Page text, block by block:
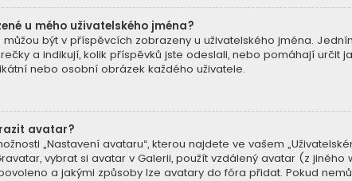
u mého uživatelského jména?
můžou být v příspěvcích zobrazeny u uživatelského jména.
a indikují, kolik příspěvků jste odeslali, nebo pomáhají určit
nebo osobní obrázek každého uživatele.
avatar?
„Nastavení avataru“, kterou najdete ve vašem
vybrat si avatar v Galerii, použít vzdálený avatar (z
a jakými způsoby lze avatary do fóra přidat. Pokud